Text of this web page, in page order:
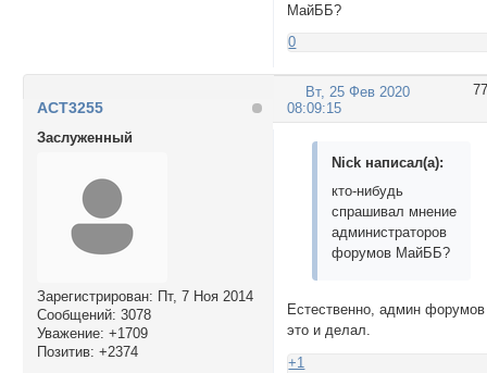
МайББ?
0
77
Вт, 25 Фев 2020
08:09:15
ACT3255
Заслуженный
Зарегистрирован: Пт, 7 Ноя 2014
Сообщений: 3078
Уважение: +1709
Позитив: +2374
Nick написал(а):
кто-нибудь
спрашивал мнение
администраторов
форумов МайББ?
Естественно, админ форумов
это и делал.
+1